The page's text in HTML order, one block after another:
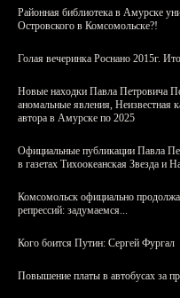
Районная библиотека в Амурске
Островского в Комсомольске?!
Голая вечеринка Роснано 2015г.
Новые находки Павла Петровича
аномальные явления,
автора в Амурске по 2025
Официальные публикации Павла
в газетах Тихоокеанская Звезда и
Комсомольск официально
репрессий: задумаемся...
Кого боится Путин: Сергей Фургал
Повышение платы в автобусах за